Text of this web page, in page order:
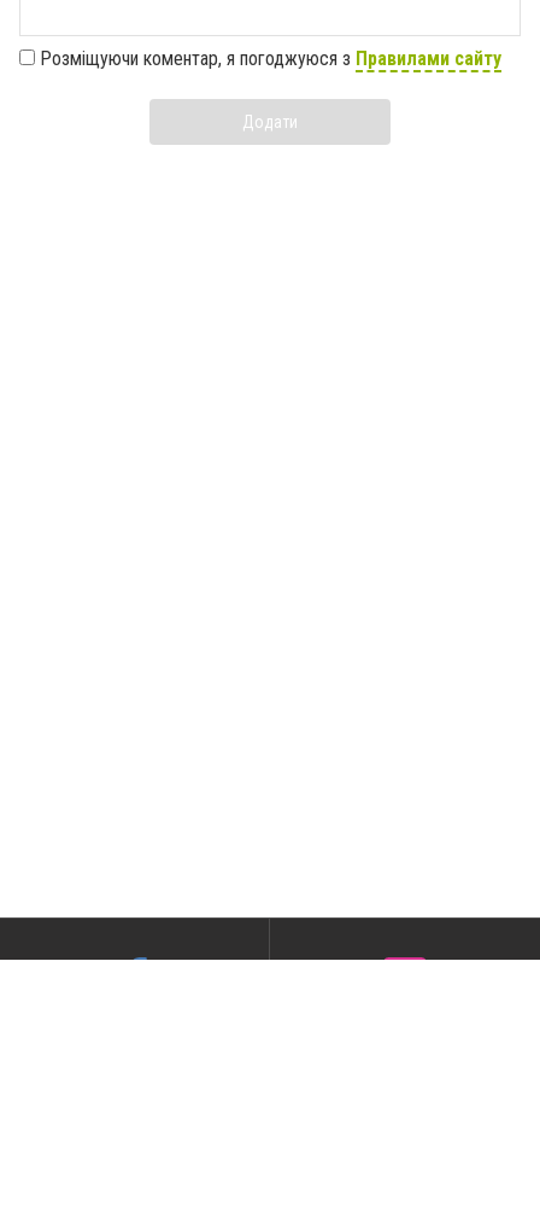
Розміщуючи коментар, я погоджуюся з Правилами сайту
Додати